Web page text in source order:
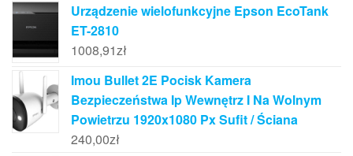
Urządzenie wielofunkcyjne Epson EcoTank
ET-2810
1008,91zł
Imou Bullet 2E Pocisk Kamera
Bezpieczeństwa Ip Wewnętrz I Na Wolnym
Powietrzu 1920x1080 Px Sufit / Ściana
240,00zł